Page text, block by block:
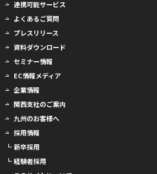
連携可能サービス
よくあるご質問
プレスリリース
資料ダウンロード
セミナー情報
EC情報メディア
企業情報
関西支社のご案内
九州のお客様へ
採用情報
┗ 新卒採用
┗ 経験者採用